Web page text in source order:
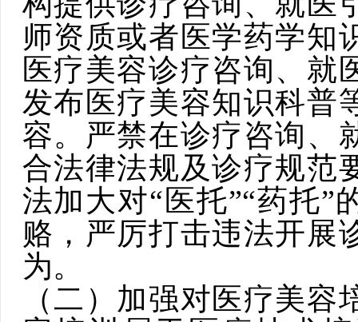
师资质或者医学药学知
医疗美容诊疗咨询、就
发布医疗美容知识科普
容。严禁在诊疗咨询、
合法律法规及诊疗规范
法加大对“医托”“药托”
赂，严厉打击违法开展
为。
（二）加强对医疗美容